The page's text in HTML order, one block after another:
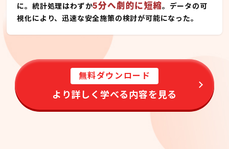
に。統計処理はわずか5分へ劇的に短縮。データの可
視化により、迅速な安全施策の検討が可能になった。
無料ダウンロード
より詳しく学べる内容を見る